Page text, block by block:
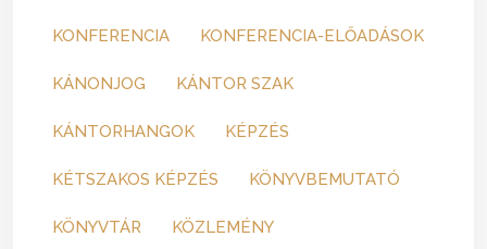
KONFERENCIA KONFERENCIA-ELŐADÁSOK
KÁNONJOG KÁNTOR SZAK
KÁNTORHANGOK KÉPZÉS
KÉTSZAKOS KÉPZÉS KÖNYVBEMUTATÓ
KÖNYVTÁR KÖZLEMÉNY